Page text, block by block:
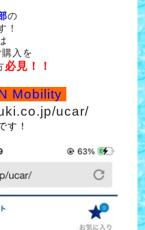
の
！
入を
必見！！
Mobility
ucar/
す！